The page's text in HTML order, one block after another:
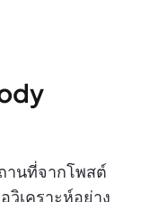
านที่จากโพสต์
วิเคราะห์อย่าง